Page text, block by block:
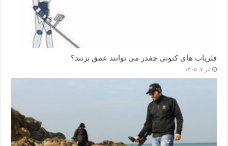
فلزیاب های کنونی چقدر می توانند عمق بزنند؟
تیر ۷, ۱۴۰۵